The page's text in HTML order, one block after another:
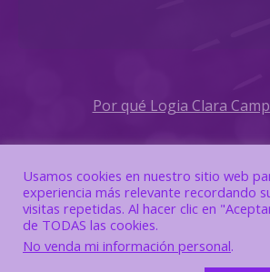
Por qué Logia Clara
Política de
Política de Cookies
Usamos cookies en nuestro sitio web
experiencia más relevante recordando
visitas repetidas. Al hacer clic en
de TODAS las cookies.
No venda mi información personal.